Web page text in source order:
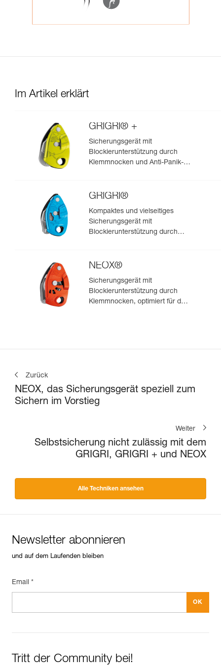
Im Artikel erklärt
GRIGRI® +
Sicherungsgerät mit
Blockierunterstützung durch
Klemmnocken und Anti-Panik-
GRIGRI®
Kompaktes und vielseitiges
Sicherungsgerät mit
Blockierunterstützung durch
NEOX®
Sicherungsgerät mit
Blockierunterstützung durch
Klemmnocken, optimiert für das
Zurück
NEOX, das Sicherungsgerät speziell zum
Sichern im Vorstieg
Weiter
Selbstsicherung nicht zulässig mit dem
GRIGRI, GRIGRI + und NEOX
Alle Techniken ansehen
Newsletter abonnieren
und auf dem Laufenden bleiben
Email *
Tritt der Community bei!